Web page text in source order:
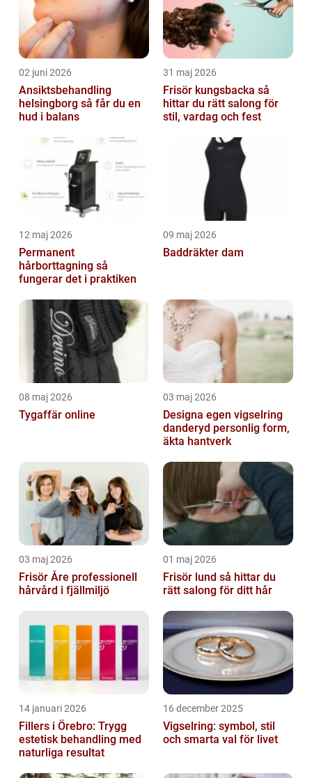
02 juni 2026
Ansiktsbehandling
helsingborg så får du en
hud i balans
31 maj 2026
Frisör kungsbacka så
hittar du rätt salong för
stil, vardag och fest
12 maj 2026
Permanent
hårborttagning så
fungerar det i praktiken
09 maj 2026
Baddräkter dam
08 maj 2026
Tygaffär online
03 maj 2026
Designa egen vigselring
danderyd personlig form,
äkta hantverk
03 maj 2026
Frisör Åre professionell
hårvård i fjällmiljö
01 maj 2026
Frisör lund så hittar du
rätt salong för ditt hår
14 januari 2026
Fillers i Örebro: Trygg
estetisk behandling med
naturliga resultat
16 december 2025
Vigselring: symbol, stil
och smarta val för livet